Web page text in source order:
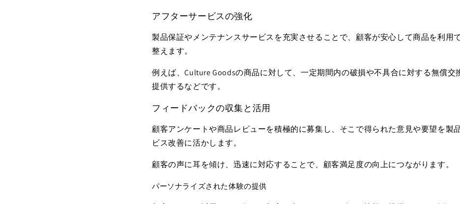
アフターサービスの強化
製品保証やメンテナンスサービスを充実させることで、顧客が安心して商品を利用
整えます。
例えば、Culture Goodsの商品に対して、一定期間内の破損や不具合に対する無償交
提供するなどです。
フィードバックの収集と活用
顧客アンケートや商品レビューを積極的に募集し、そこで得られた意見や要望を製
ビス改善に活かします。
顧客の声に耳を傾け、迅速に対応することで、顧客満足度の向上につながります。
パーソナライズされた体験の提供